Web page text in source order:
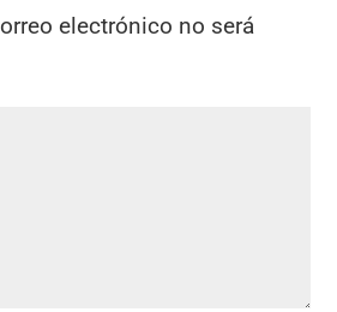
electrónico no será